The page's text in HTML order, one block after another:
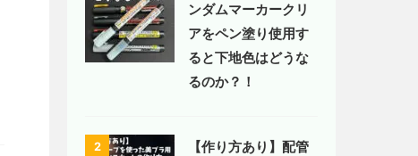
ンダムマーカークリ
アをペン塗り使用す
ると下地色はどうな
るのか？！
2
【作り方あり】配管